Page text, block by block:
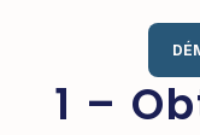
1 –